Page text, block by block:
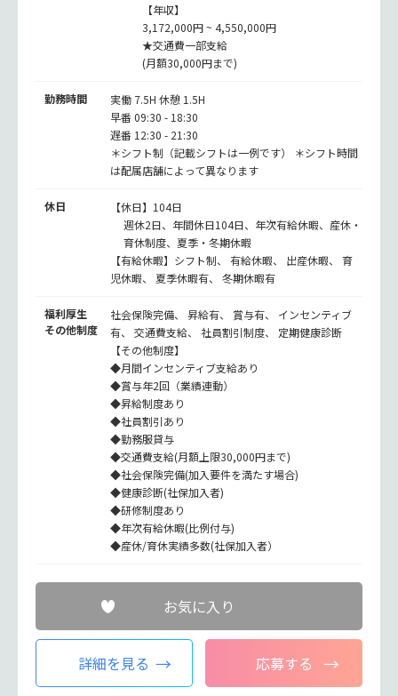
【年収】
3,172,000円 ~ 4,550,000円
★交通費一部支給
(月額30,000円まで)
勤務時間
実働 7.5H 休憩 1.5H
早番 09:30 - 18:30
遅番 12:30 - 21:30
＊シフト制（記載シフトは一例です） ＊シフト時間
は配属店舗によって異なります
休日
【休日】104日
週休2日、年間休日104日、年次有給休暇、産休・
育休制度、夏季・冬期休暇
【有給休暇】シフト制、 有給休暇、 出産休暇、 育
児休暇、 夏季休暇有、 冬期休暇有
福利厚生
その他制度
社会保険完備、 昇給有、 賞与有、 インセンティブ
有、 交通費支給、 社員割引制度、 定期健康診断
【その他制度】
◆月間インセンティブ支給あり
◆賞与年2回（業績連動）
◆昇給制度あり
◆社員割引あり
◆勤務服貸与
◆交通費支給(月額上限30,000円まで)
◆社会保険完備(加入要件を満たす場合)
◆健康診断(社保加入者)
◆研修制度あり
◆年次有給休暇(比例付与)
◆産休/育休実績多数(社保加入者）
お気に入り
詳細を見る 応募する